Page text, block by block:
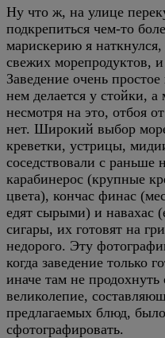
Ну что ж, на улице
подкрепиться чем-то
марискерию я наткнулся,
свежих морепродуктов,
Заведение очень
нем делается у стойки, а
несмотря на это, отбоя
нет. Широкий выбор
креветки, устрицы,
соседствовали с раньше
карабинерос (крупные
цвета), кончас финас
едят сырыми) и навахас
сигары, их готовят на
недорого. Эту
когда заведение только
иначе там не продохнуть
великолепие,
предлагаемых блюд,
сфотографировать.